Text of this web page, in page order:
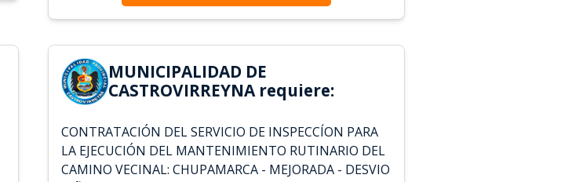
MUNICIPALIDAD DE
CASTROVIRREYNA requiere:
CONTRATACIÓN DEL SERVICIO DE INSPECCÍON PARA
LA EJECUCIÓN DEL MANTENIMIENTO RUTINARIO DEL
CAMINO VECINAL: CHUPAMARCA - MEJORADA - DESVIO